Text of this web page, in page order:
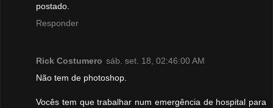
postado.
Responder
Rick Costumero sáb. set. 18, 02:46:00 AM
Não tem de photoshop.
Vocês tem que trabalhar num emergência de hospital para